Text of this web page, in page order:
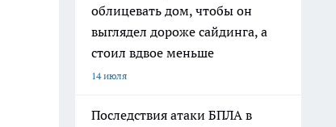
облицевать дом, чтобы он
выглядел дороже сайдинга, а
стоил вдвое меньше
14 июля
Последствия атаки БПЛА в